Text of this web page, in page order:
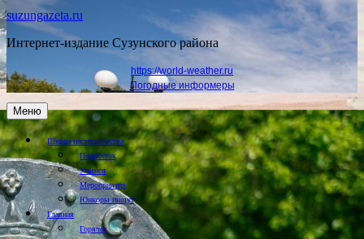
suzungazeta.ru
Интернет-издание Сузунского района
https://world-weather.ru
Погодные информеры
Меню
Школа наставничества
Подросток
Учимся
Мероприятия
Юнкоры пишут
Главная
Горячее